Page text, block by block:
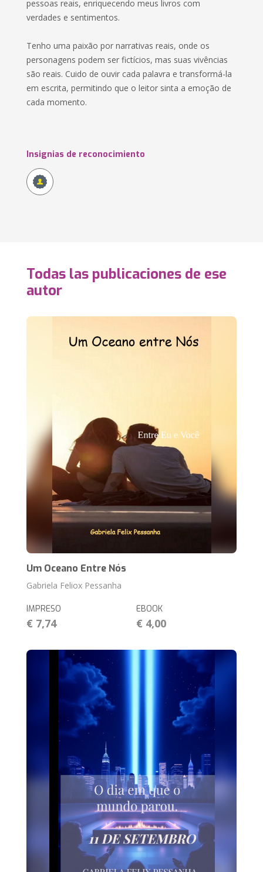
pessoas reais, enriquecendo meus livros com
verdades e sentimentos.
Tenho uma paixão por narrativas reais, onde os
personagens podem ser fictícios, mas suas vivências
são reais. Cuido de ouvir cada palavra e transformá-la
em escrita, permitindo que o leitor sinta a emoção de
cada momento.
Insignias de reconocimiento
Todas las publicaciones de ese
autor
Um Oceano Entre Nós
Gabriela Feliox Pessanha
IMPRESO
€ 7,74
EBOOK
€ 4,00